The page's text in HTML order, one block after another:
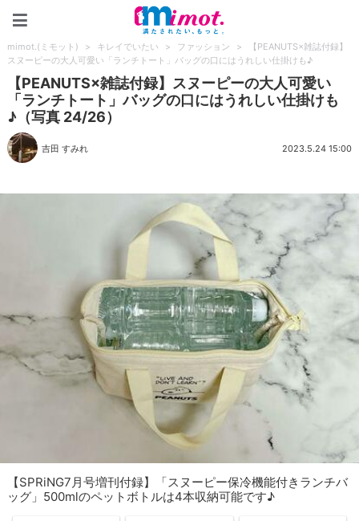
mimot.(ミモット) > キレイでいたい > ファッション >
【PEANUTS×雑誌付録】
スヌーピーの大人可愛い「ランチトート」バッグの口にはうれしい仕掛けも♪
【PEANUTS×雑誌付録】スヌーピーの大人可愛い
「ランチトート」バッグの口にはうれしい仕掛けも
♪（写真 24/26）
吉田 すみれ 2023.5.24 15:00
【SPRiNG7月号増刊付録】「スヌーピー保冷機能付きランチバ
ッグ」500mlのペットボトルは4本収納可能です♪